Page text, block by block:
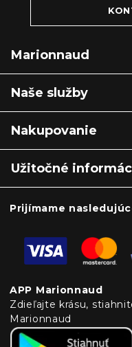
Marionnaud
Naše služby
Nakupovanie
Užitočné
Prijímame
APP Marionnaud
Zdieľajte krásu,
Marionnaud